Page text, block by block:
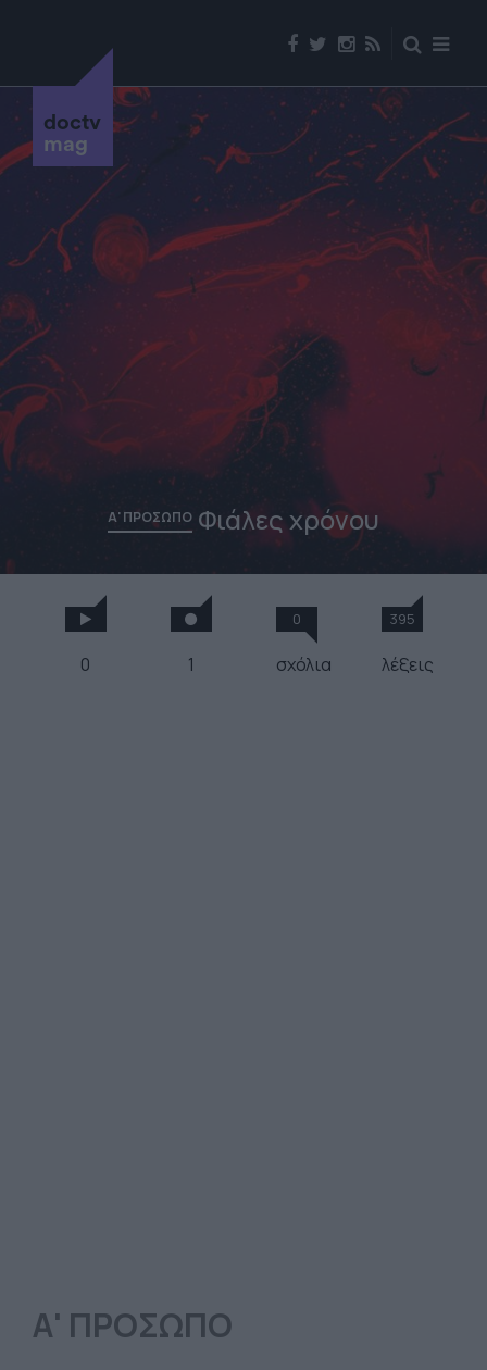
doctv
mag
Α' ΠΡΟΣΩΠΟ Φιάλες χρόνου
0 1
0
σχόλια
395
λέξεις
Α' ΠΡΟΣΩΠΟ